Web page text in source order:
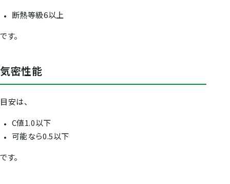
断熱等級6以上
です。
気密性能
目安は、
C値1.0以下
可能なら0.5以下
です。